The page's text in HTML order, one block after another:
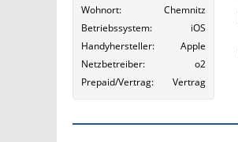
Wohnort
Chemnitz
Betriebssystem
iOS
Handyhersteller
Apple
Netzbetreiber
o2
Prepaid/Vertrag
Vertrag